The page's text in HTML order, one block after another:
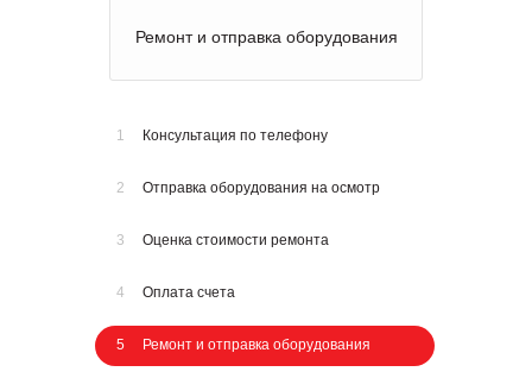
Консультация по телефону
1 Консультация по телефону
2 Отправка оборудования на осмотр
3 Оценка стоимости ремонта
4 Оплата счета
5 Ремонт и отправка оборудования